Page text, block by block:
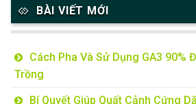
BÀI VIẾT MỚI
Cách Pha Và Sử Dụng GA3 90%
Trồng
Bí Quyết Giúp Quất Cảnh Cứng